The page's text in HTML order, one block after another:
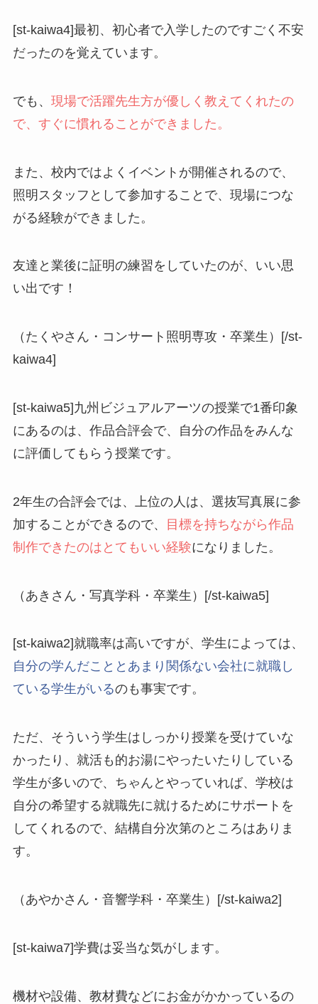
[st-kaiwa4]最初、初心者で入学したのですごく不安
だったのを覚えています。
でも、 現場で活躍先生方が優しく教えてくれたの
で、すぐに慣れることができました。
また、校内ではよくイベントが開催されるので、
照明スタッフとして参加することで、現場につな
がる経験ができました。
友達と業後に証明の練習をしていたのが、いい思
い出です！
（たくやさん・コンサート照明専攻・卒業生）[/st-
kaiwa4]
[st-kaiwa5]九州ビジュアルアーツの授業で1番印象
にあるのは、作品合評会で、自分の作品をみんな
に評価してもらう授業です。
2年生の合評会では、上位の人は、選抜写真展に参
加することができるので、
目標を持ちながら作品
制作できたのはとてもいい経験になりました。
（あきさん・写真学科・卒業生）[/st-kaiwa5]
[st-kaiwa2]就職率は高いですが、学生によっては、
自分の学んだこととあまり関係ない会社に就職し
ている学生がいるのも事実です。
ただ、そういう学生はしっかり授業を受けていな
かったり、就活も的お湯にやったいたりしている
学生が多いので、ちゃんとやっていれば、学校は
自分の希望する就職先に就けるためにサポートを
してくれるので、結構自分次第のところはありま
す。
（あやかさん・音響学科・卒業生）[/st-kaiwa2]
[st-kaiwa7]学費は妥当な気がします。
機材や設備、教材費などにお金がかかっているの